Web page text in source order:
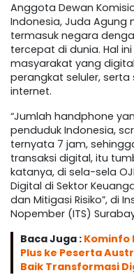
Anggota Dewan
Indonesia, Juda Agung
termasuk negara
tercepat di dunia. Hal
masyarakat yang
perangkat seluler,
internet.
“Jumlah handphone
penduduk Indonesia,
ternyata 7 jam,
transaksi digital, itu
katanya, di sela-sela
Digital di Sektor
dan Mitigasi Risiko”, di
Nopember (ITS)
Baca Juga : Kominfo
Plus ke Peserta
Baik Transformasi